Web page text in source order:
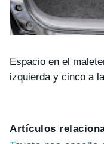
Espacio en el
izquierda y cinco a
Artículos